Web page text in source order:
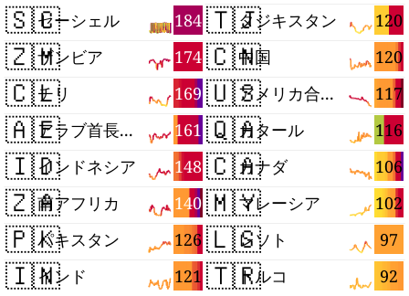
🇸🇨 184
セーシェル
🇿🇲 174
ザンビア
🇨🇱 169
チリ
🇦🇪 161
アラブ首長国連邦
🇮🇩 148
インドネシア
🇿🇦 140
南アフリカ
🇵🇰 126
パキスタン
🇮🇳 121
インド
🇹🇯 120
タジキスタン
🇨🇳 120
中国
🇺🇸 117
アメリカ合衆国
🇶🇦 116
カタール
🇨🇦 106
カナダ
🇲🇾 102
マレーシア
🇱🇸 97
レソト
🇹🇷 92
トルコ